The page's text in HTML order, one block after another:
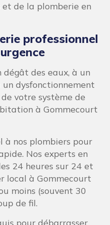
de la plomberie en
professionnel
des eaux, à un
dysfonctionnement
votre système de
à Gommecourt
à nos plombiers pour
Nos experts en
24 heures sur 24 et
local à Gommecourt
moins (souvent 30
de fil.
pour débarrasser